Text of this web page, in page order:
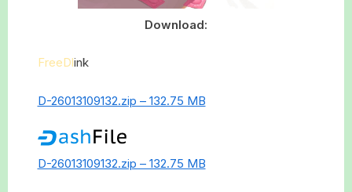
Download:
FreeDlink
D-26013109132.zip – 132.75 MB
D-26013109132.zip – 132.75 MB